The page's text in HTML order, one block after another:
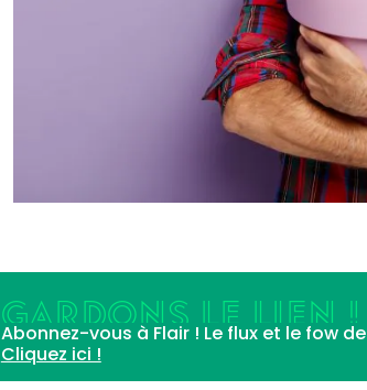
GARDONS LE LIEN !
Abonnez-vous à Flair ! Le flux et le fow
Cliquez ici !